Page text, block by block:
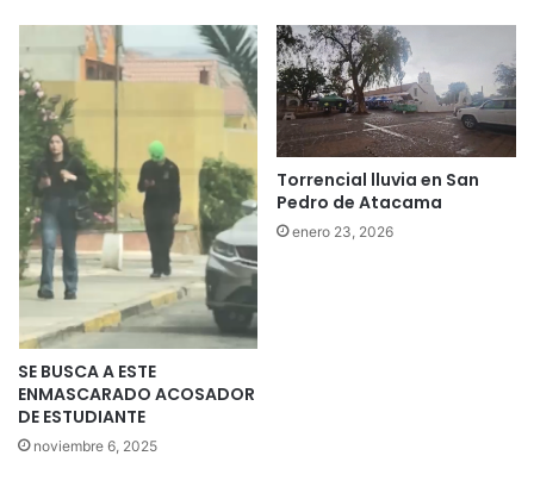
SE BUSCA A ESTE
ENMASCARADO ACOSADOR
DE ESTUDIANTE
noviembre 6, 2025
Torrencial lluvia en San
Pedro de Atacama
enero 23, 2026